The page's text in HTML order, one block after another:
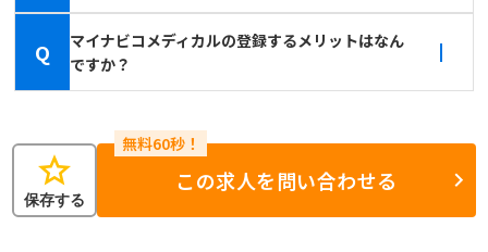
Q
マイナビコメディカルの登録するメリットはなん
ですか？
star
保存する
この求人を問い合わせる